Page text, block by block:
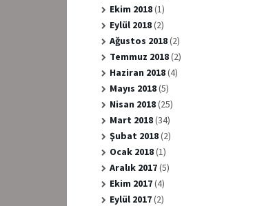
Ekim 2018(1)
Eylül 2018(2)
Ağustos 2018(2)
Temmuz 2018(2)
Haziran 2018(4)
Mayıs 2018(5)
Nisan 2018(25)
Mart 2018(34)
Şubat 2018(2)
Ocak 2018(1)
Aralık 2017(5)
Ekim 2017(4)
Eylül 2017(2)